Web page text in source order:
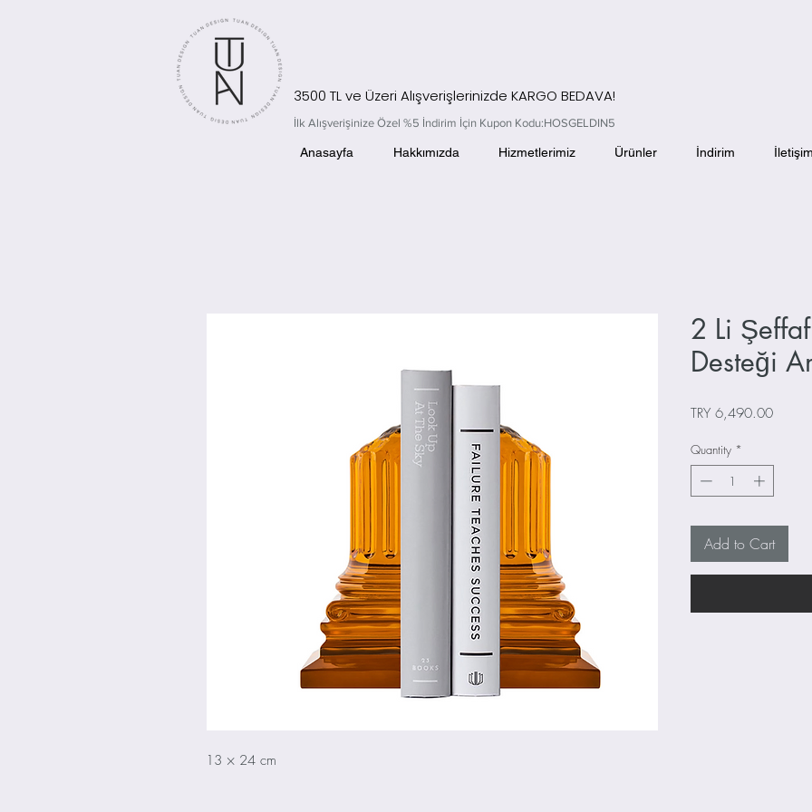
3500 TL ve Üzeri Alışverişlerinizde KARGO BEDAVA!
Anasayfa Hakkımızda Hizmetlerimiz Ürünler İndirim İletişim
İlk Alışverişinize Özel %5 İndirim İçin Kupon Kodu:HOSGELDIN5
13 × 24 cm
2 Li
Desteği
TRY 6,490.00Price
Quantity *
Add to Cart